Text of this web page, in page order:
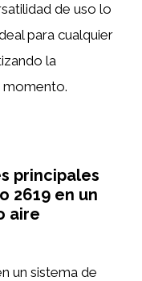
de uso lo
para cualquier
la
principales
2619 en un
aire
un sistema de